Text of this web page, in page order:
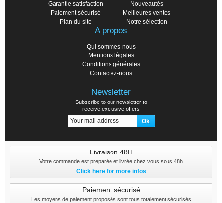
Garantie satisfaction
Paiement sécurisé
Plan du site
Nouveautés
Meilleures ventes
Notre sélection
A propos
Qui sommes-nous
Mentions légales
Conditions générales
Contactez-nous
Newsletter
Subscribe to our newsletter to
receive exclusive offers
Livraison 48H
Votre commande est preparée et livrée chez vous sous 48h
Click here for more infos
Paiement sécurisé
Les moyens de paiement proposés sont tous totalement sécurisés